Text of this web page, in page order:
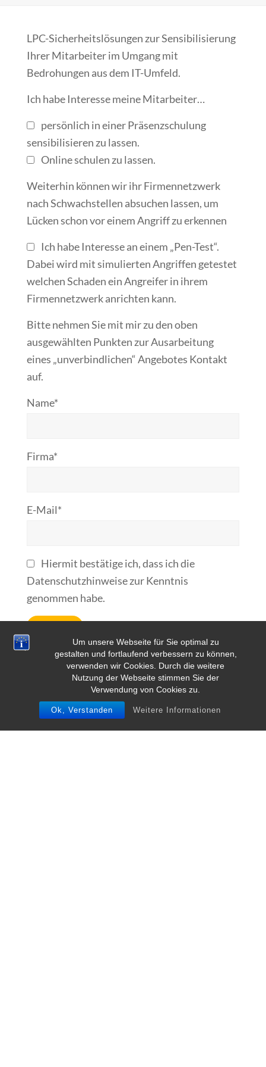
Um unsere Webseite für Sie optimal zu
gestalten und fortlaufend verbessern zu können,
verwenden wir Cookies. Durch die weitere
Nutzung der Webseite stimmen Sie der
Verwendung von Cookies zu.
Ok, Verstanden Weitere Informationen
LPC-Sicherheitslösungen zur Sensibilisierung
Ihrer Mitarbeiter im Umgang mit
Bedrohungen aus dem IT-Umfeld.
Ich habe Interesse meine Mitarbeiter…
persönlich in einer Präsenzschulung
sensibilisieren zu lassen.
Online schulen zu lassen.
Weiterhin können wir ihr Firmennetzwerk
nach Schwachstellen absuchen lassen, um
Lücken schon vor einem Angriff zu erkennen
Ich habe Interesse an einem „Pen-Test“.
Dabei wird mit simulierten Angriffen getestet
welchen Schaden ein Angreifer in ihrem
Firmennetzwerk anrichten kann.
Bitte nehmen Sie mit mir zu den oben
ausgewählten Punkten zur Ausarbeitung
eines „unverbindlichen“ Angebotes Kontakt
auf.
Name*
Firma*
E-Mail*
Hiermit bestätige ich, dass ich die
Datenschutzhinweise zur Kenntnis
genommen habe.